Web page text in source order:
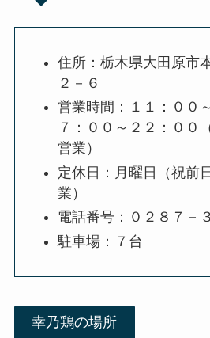
住所：栃木県大田原市
２－６
営業時間：１１：００
７：００～２２：００
営業）
定休日：月曜日（祝前
業）
電話番号：０２８７－
駐車場：７台
幸乃鶏の場所